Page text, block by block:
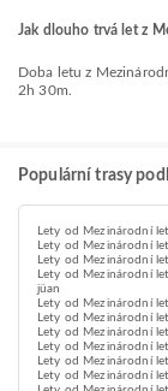
Jak dlouho trvá let z
Doba letu z Mezinárodní letiště Vancouver do Letiště Yellowknife je přibližně
2h 30m.
Populární trasy
Lety od Mezinárodní
Lety od Mezinárodní
Lety od Mezinárodní
Lety od Mezinárodní
jüan
Lety od Mezinárodní
Lety od Mezinárodní
Lety od Mezinárodní
Lety od Mezinárodní
Lety od Mezinárodní
Lety od Mezinárodní